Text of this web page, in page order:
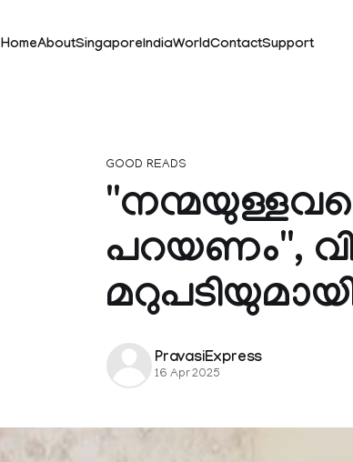
HomeAboutSingaporeIndiaWorldContactSupport
GOOD READS
പറയണം'',
PravasiExpress
16 Apr 2025